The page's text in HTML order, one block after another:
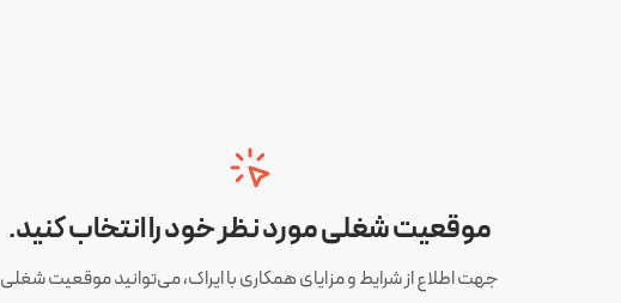
موقعیت شغلی مورد نظر خود را انتخاب کنید.
جهت اطلاع از شرایط و مزایای همکاری با ایراک، می‌توانید موقعیت شغلی